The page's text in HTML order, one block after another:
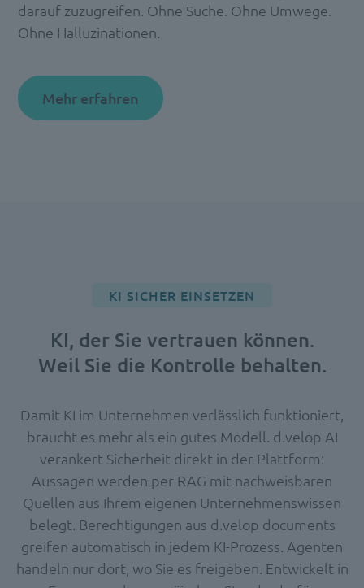
darauf zuzugreifen. Ohne Suche. Ohne Umwege.
Ohne Halluzinationen.
Mehr erfahren
KI SICHER EINSETZEN
KI, der Sie vertrauen können.
Weil Sie die Kontrolle behalten.
Damit KI im Unternehmen verlässlich funktioniert,
braucht es mehr als ein gutes Modell. d.velop AI
verankert Sicherheit direkt in der Plattform:
Aussagen werden per RAG mit nachweisbaren
Quellen aus Ihrem eigenen Unternehmenswissen
belegt. Berechtigungen aus d.velop documents
greifen automatisch in jedem KI-Prozess. Agenten
handeln nur dort, wo Sie es freigeben. Entwickelt in